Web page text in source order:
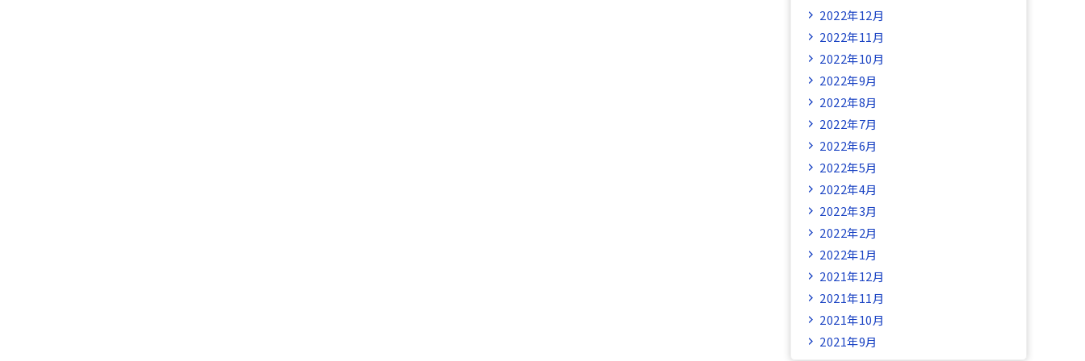
2022年12月
2022年11月
2022年10月
2022年9月
2022年8月
2022年7月
2022年6月
2022年5月
2022年4月
2022年3月
2022年2月
2022年1月
2021年12月
2021年11月
2021年10月
2021年9月